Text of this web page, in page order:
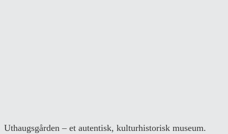
Uthaugsgården – et autentisk, kulturhistorisk museum.